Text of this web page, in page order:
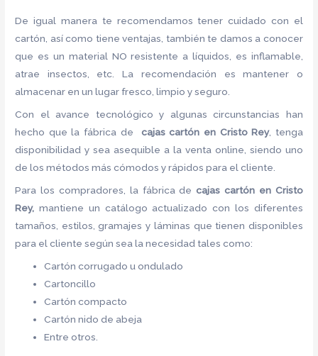
De igual manera te recomendamos tener cuidado con el
cartón, así como tiene ventajas, también te damos a conocer
que es un material NO resistente a líquidos, es inflamable,
atrae insectos, etc. La recomendación es mantener o
almacenar en un lugar fresco, limpio y seguro.
Con el avance tecnológico y algunas circunstancias han
hecho que la fábrica de cajas cartón en Cristo Rey, tenga
disponibilidad y sea asequible a la venta online, siendo uno
de los métodos más cómodos y rápidos para el cliente.
Para los compradores, la fábrica decajas cartón en Cristo
Rey, mantiene un catálogo actualizado con los diferentes
tamaños, estilos, gramajes y láminas que tienen disponibles
para el cliente según sea la necesidad tales como:
Cartón corrugado u ondulado
Cartoncillo
Cartón compacto
Cartón nido de abeja
Entre otros.